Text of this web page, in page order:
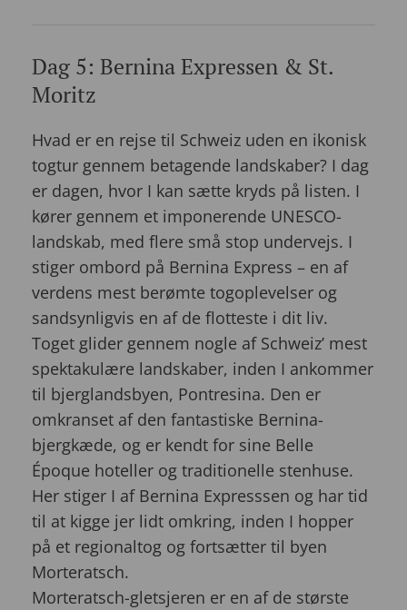
Dag 5: Bernina Expressen & St.
Moritz
Hvad er en rejse til Schweiz uden en ikonisk
togtur gennem betagende landskaber? I dag
er dagen, hvor I kan sætte kryds på listen. I
kører gennem et imponerende UNESCO-
landskab, med flere små stop undervejs. I
stiger ombord på Bernina Express – en af
verdens mest berømte togoplevelser og
sandsynligvis en af de flotteste i dit liv.
Toget glider gennem nogle af Schweiz’ mest
spektakulære landskaber, inden I ankommer
til bjerglandsbyen, Pontresina. Den er
omkranset af den fantastiske Bernina-
bjergkæde, og er kendt for sine Belle
Époque hoteller og traditionelle stenhuse.
Her stiger I af Bernina Expresssen og har tid
til at kigge jer lidt omkring, inden I hopper
på et regionaltog og fortsætter til byen
Morteratsch.
Morteratsch-gletsjeren er en af de største